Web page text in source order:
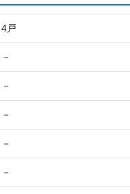
4戸
－
－
－
－
－